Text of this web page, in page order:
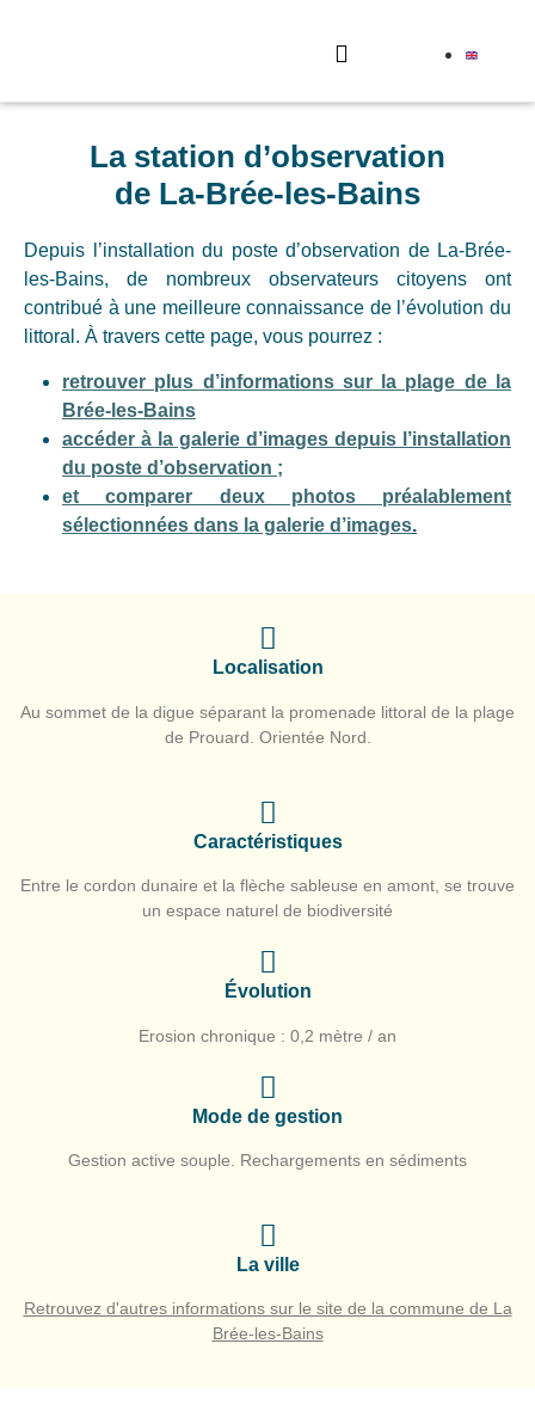
La station d’observation
de La-Brée-les-Bains
Depuis l’installation du poste d’observation de La-Brée-
les-Bains, de nombreux observateurs citoyens ont
contribué à une meilleure connaissance de l’évolution du
littoral. À travers cette page, vous pourrez :
retrouver plus d’informations sur la plage de la
Brée-les-Bains
accéder à la galerie d’images depuis l’installation
du poste d’observation ;
et comparer deux photos préalablement
sélectionnées dans la galerie d’images.
Localisation
Au sommet de la digue séparant la promenade littoral de la plage
de Prouard. Orientée Nord.
Caractéristiques
Entre le cordon dunaire et la flèche sableuse en amont, se trouve
un espace naturel de biodiversité
Évolution
Erosion chronique : 0,2 mètre / an
Mode de gestion
Gestion active souple. Rechargements en sédiments
La ville
Retrouvez d'autres informations sur le site de la commune de La
Brée-les-Bains